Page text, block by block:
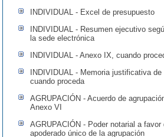
INDIVIDUAL - Excel de presupuesto
INDIVIDUAL - Resumen ejecutivo
la sede electrónica
INDIVIDUAL - Anexo IX, cuando
INDIVIDUAL - Memoria justificativa
cuando proceda
AGRUPACIÓN - Acuerdo de
Anexo VI
AGRUPACIÓN - Poder notarial a favor
apoderado único de la agrupación